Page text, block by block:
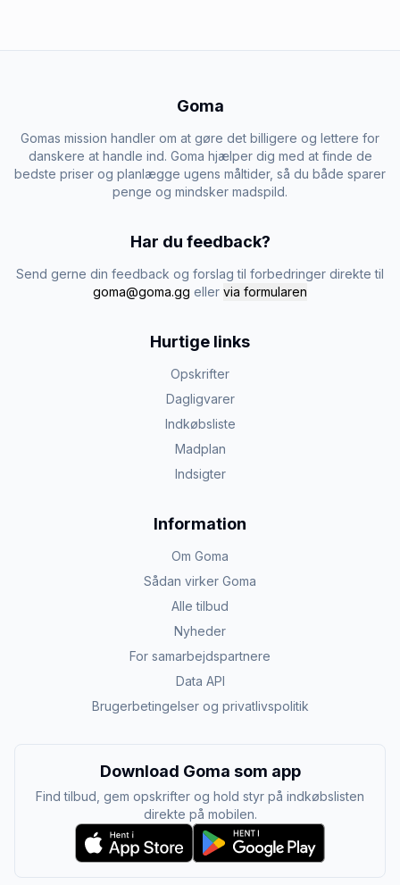
Goma
Gomas mission handler om at gøre det billigere og lettere for
danskere at handle ind. Goma hjælper dig med at finde de
bedste priser og planlægge ugens måltider, så du både sparer
penge og mindsker madspild.
Har du feedback?
Send gerne din feedback og forslag til forbedringer direkte til
goma@goma.gg eller via formularen
Hurtige links
Opskrifter
Dagligvarer
Indkøbsliste
Madplan
Indsigter
Information
Om Goma
Sådan virker Goma
Alle tilbud
Nyheder
For samarbejdspartnere
Data API
Brugerbetingelser og privatlivspolitik
Download Goma som app
Find tilbud, gem opskrifter og hold styr på indkøbslisten
direkte på mobilen.